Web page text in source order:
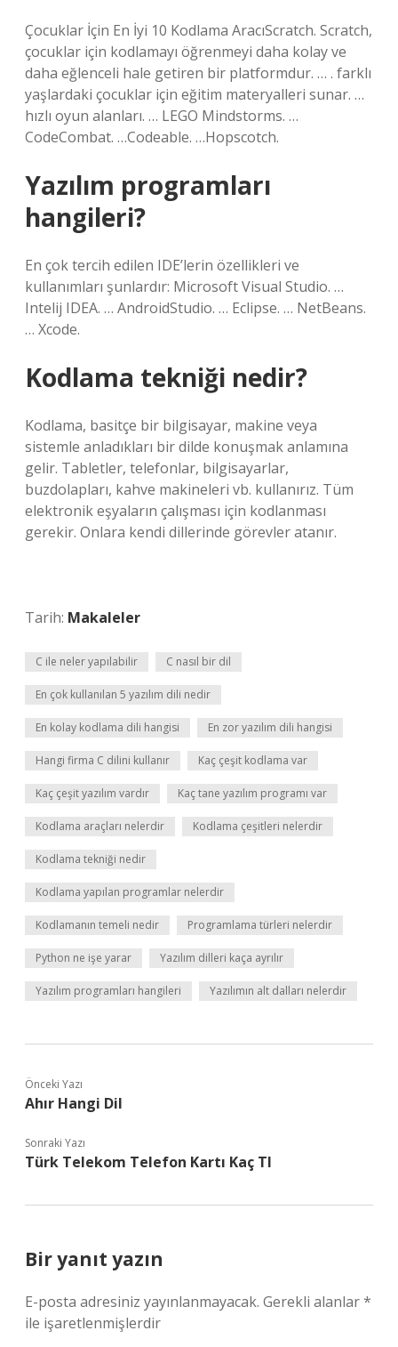
Çocuklar İçin En İyi 10 Kodlama AracıScratch. Scratch,
çocuklar için kodlamayı öğrenmeyi daha kolay ve
daha eğlenceli hale getiren bir platformdur. … . farklı
yaşlardaki çocuklar için eğitim materyalleri sunar. …
hızlı oyun alanları. … LEGO Mindstorms. …
CodeCombat. …Codeable. …Hopscotch.
Yazılım programları
hangileri?
En çok tercih edilen IDE’lerin özellikleri ve
kullanımları şunlardır: Microsoft Visual Studio. …
Intelij IDEA. … AndroidStudio. … Eclipse. … NetBeans.
… Xcode.
Kodlama tekniği nedir?
Kodlama, basitçe bir bilgisayar, makine veya
sistemle anladıkları bir dilde konuşmak anlamına
gelir. Tabletler, telefonlar, bilgisayarlar,
buzdolapları, kahve makineleri vb. kullanırız. Tüm
elektronik eşyaların çalışması için kodlanması
gerekir. Onlara kendi dillerinde görevler atanır.
Tarih: Makaleler
C ile neler yapılabilir C nasıl bir dil
En çok kullanılan 5 yazılım dili nedir
En kolay kodlama dili hangisi En zor yazılım dili hangisi
Hangi firma C dilini kullanır Kaç çeşit kodlama var
Kaç çeşit yazılım vardır Kaç tane yazılım programı var
Kodlama araçları nelerdir Kodlama çeşitleri nelerdir
Kodlama tekniği nedir
Kodlama yapılan programlar nelerdir
Kodlamanın temeli nedir Programlama türleri nelerdir
Python ne işe yarar Yazılım dilleri kaça ayrılır
Yazılım programları hangileri Yazılımın alt dalları nelerdir
Önceki Yazı
Ahır Hangi Dil
Sonraki Yazı
Türk Telekom Telefon Kartı Kaç Tl
Bir yanıt yazın
E-posta adresiniz yayınlanmayacak. Gerekli alanlar*
ile işaretlenmişlerdir